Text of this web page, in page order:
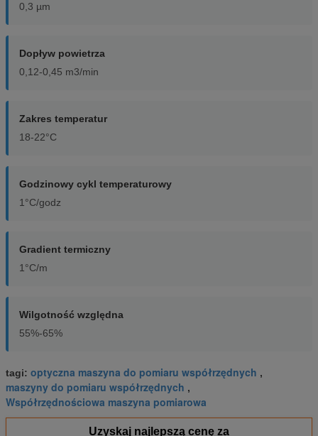
0,3 µm
Dopływ powietrza
0,12-0,45 m3/min
Zakres temperatur
18-22°C
Godzinowy cykl temperaturowy
1°C/godz
Gradient termiczny
1°C/m
Wilgotność względna
55%-65%
tagi: optyczna maszyna do pomiaru współrzędnych ,
maszyny do pomiaru współrzędnych ,
Współrzędnościowa maszyna pomiarowa
Uzyskaj najlepszą cenę za